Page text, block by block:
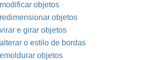
objetos
objetos
e girar objetos
o estilo de bordas
objetos